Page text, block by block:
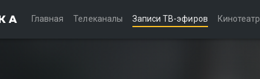
Главная Телеканалы Записи ТВ-эфиров Кинотеатр